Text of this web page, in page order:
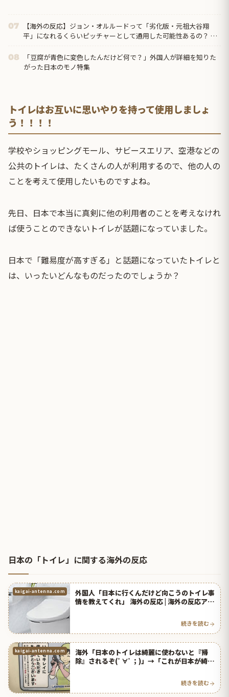
07
【海外の反応】ジョン・オルルードって「劣化版・元祖大谷翔
平」になれるくらいピッチャーとして通用した可能性あるの？ →
な」「やろうと思えば二刀流をできるポテンシャルを持っていて
もアメリカのシステムが許さないんだよな」
08
「豆腐が青色に変色したんだけど何で？」外国人が詳細を知りた
がった日本のモノ特集
トイレはお互いに思いやりを持って使用しましょ
う！！！！
学校やショッピングモール、サビースエリア、空港などの
公共のトイレは、たくさんの人が利用するので、他の人の
ことを考えて使用したいものですよね。
先日、日本で本当に真剣に他の利用者のことを考えなけれ
ば使うことのできないトイレが話題になっていました。
日本で「難易度が高すぎる」と話題になっていたトイレと
は、いったいどんなものだったのでしょうか？
日本の「トイレ」に関する海外の反応
kaigai-antenna.com
外国人「日本に行くんだけど向こうのトイレ事
情を教えてくれ」 海外の反応 | 海外の反応アン
続きを読む
kaigai-antenna.com
海外「日本のトイレは綺麗に使わないと『掃
除』されるぞ(ﾟ∀ﾟ；)」→「これが日本が綺麗
続きを読む